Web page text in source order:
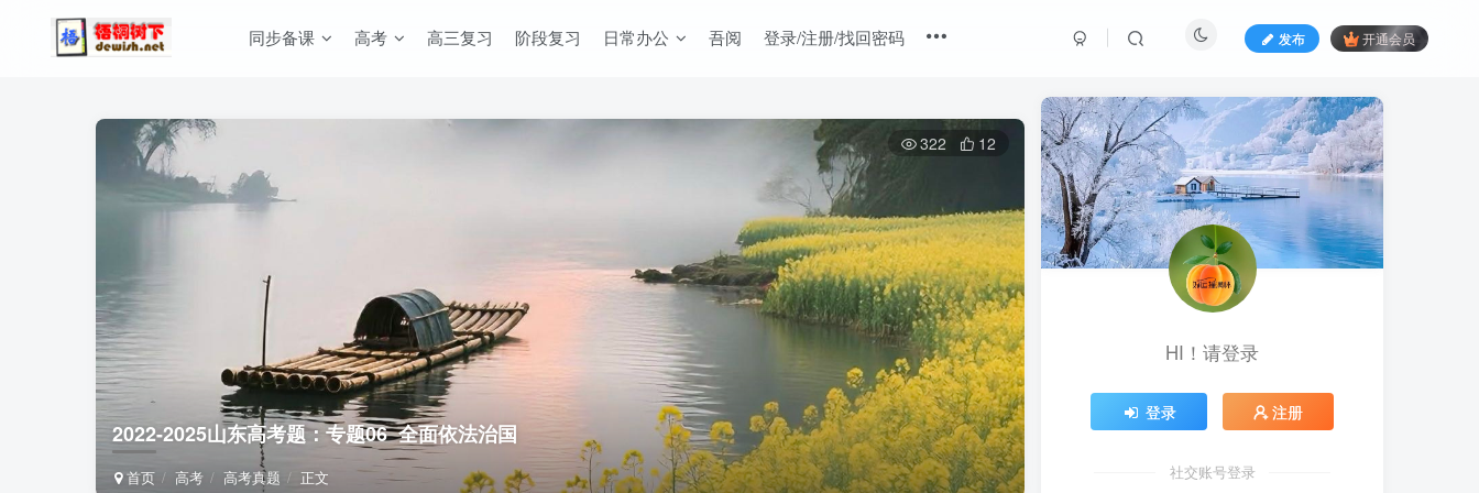
同步备课 高考 高三复习 阶段复习 日常办公 吾阅 登录/注册/找回密码 发布 开通会员
2022-2025山东高考题：专题06 全面依法治国
首页 高考 高考真题 正文
322 12
HI！请登录
登录 注册
社交账号登录